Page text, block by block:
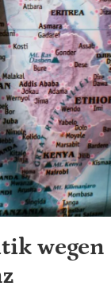
wegen